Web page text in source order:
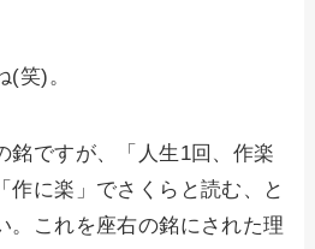
(笑)。
銘ですが、「人生1回、作楽
作に楽」でさくらと読む、と
。これを座右の銘にされた理